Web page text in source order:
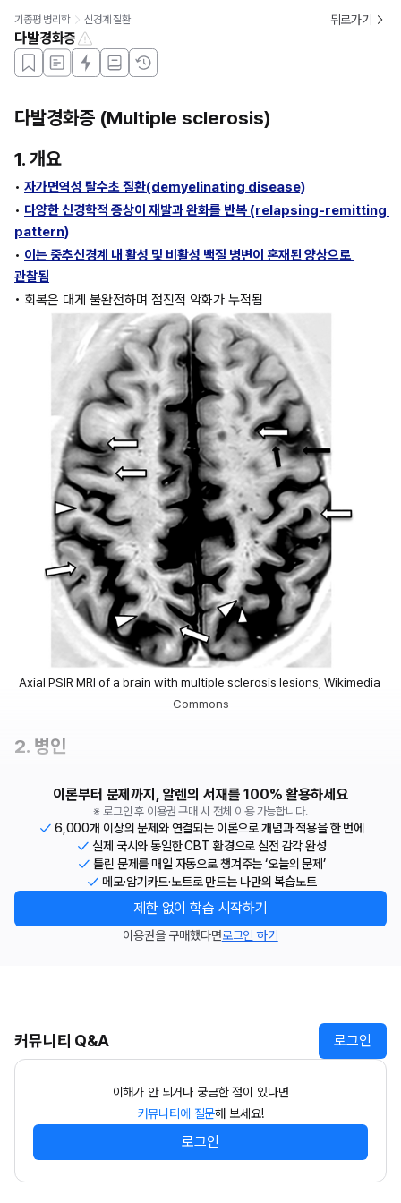
기종평 병리학 신경계 질환 뒤로가기
다발경화증
다발경화증 (Multiple sclerosis)
1. 개요
• 자가면역성 탈수초 질환(demyelinating disease)
• 다양한 신경학적 증상이 재발과 완화를 반복 (relapsing-remitting
pattern)
• 이는 중추신경계 내 활성 및 비활성 백질 병변이 혼재된 양상으로
관찰됨
• 회복은 대게 불완전하며 점진적 악화가 누적됨
Axial PSIR MRI of a brain with multiple sclerosis lesions, Wikimedia
Commons
2. 병인
이론부터 문제까지, 알렌의 서재를 100% 활용하세요
※ 로그인 후 이용권 구매 시 전체 이용 가능합니다.
6,000개 이상의 문제와 연결되는 이론으로 개념과 적용을 한 번에
실제 국시와 동일한 CBT 환경으로 실전 감각 완성
틀린 문제를 매일 자동으로 챙겨주는 ‘오늘의 문제’
메모·암기카드·노트로 만드는 나만의 복습노트
제한 없이 학습 시작하기
이용권을 구매했다면로그인 하기
커뮤니티 Q&A 로그인
이해가 안 되거나 궁금한 점이 있다면
커뮤니티에 질문해 보세요!
로그인